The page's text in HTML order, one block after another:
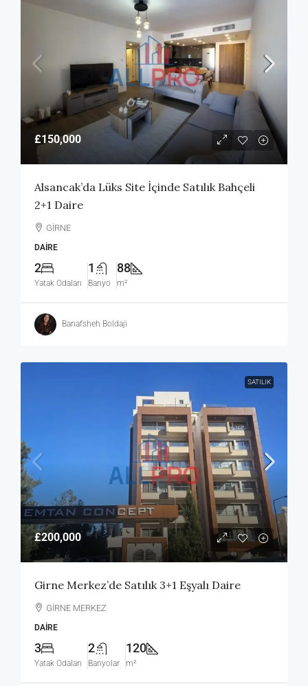
£150,000
Alsancak’da Lüks Site İçinde Satılık Bahçeli
2+1 Daire
GİRNE
DAIRE
2
Yatak Odaları
1
Banyo
88
m²
Banafsheh Boldaji
SATILIK
£200,000
Girne Merkez’de Satılık 3+1 Eşyalı Daire
GİRNE MERKEZ
DAIRE
3
Yatak Odaları
2
Banyolar
120
m²